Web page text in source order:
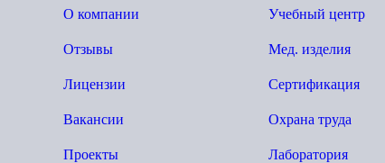
О компании
Отзывы
Лицензии
Вакансии
Проекты
Учебный центр
Мед. изделия
Сертификация
Охрана труда
Лаборатория